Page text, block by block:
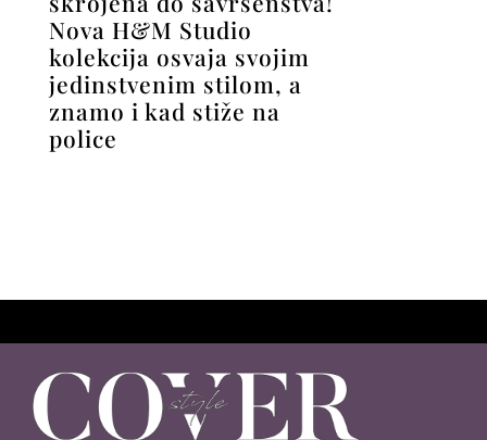
Nova H&M Studio
kolekcija osvaja svojim
jedinstvenim stilom, a
znamo i kad stiže na
police